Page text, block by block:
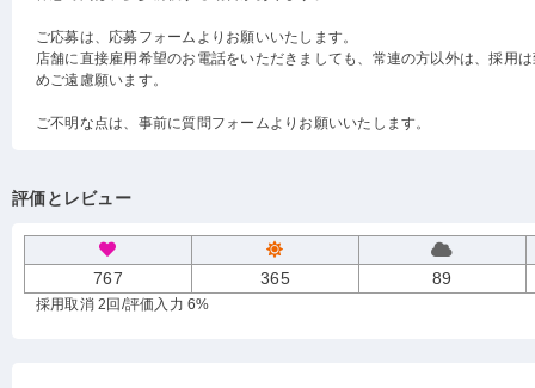
ご応募は、応募フォームよりお願いいたします。
店舗に直接雇用希望のお電話をいただきましても、常連の方以外は、採用
めご遠慮願います。
ご不明な点は、事前に質問フォームよりお願いいたします。
評価とレビュー
767 365 89
採用取消 2回 /評価入力 6%